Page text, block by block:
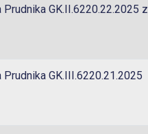
GK.II.6220.22.2025 z
GK.III.6220.21.2025